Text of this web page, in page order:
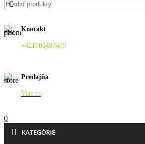
Kontakt
+421903497403
Predajňa
Viac tu
0
KATEGÓRIE